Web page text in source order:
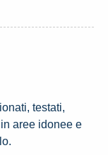
testati,
aree idonee e